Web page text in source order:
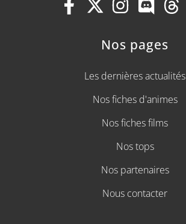
Nos pages
Les dernières actualités
Nos fiches d'animes
Nos fiches films
Nos tops
Nos partenaires
Nous contacter